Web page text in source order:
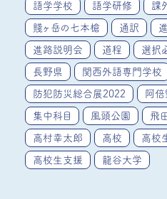
語学学校 語学研修 課
賤ヶ岳の七本槍 通訳
進路説明会 道程 選択
長野県 関西外語専門学校
防犯防災総合展2022 阿倍
集中科目 風頭公園 飛
高村幸太郎 高校 高校
高校生支援 龍谷大学